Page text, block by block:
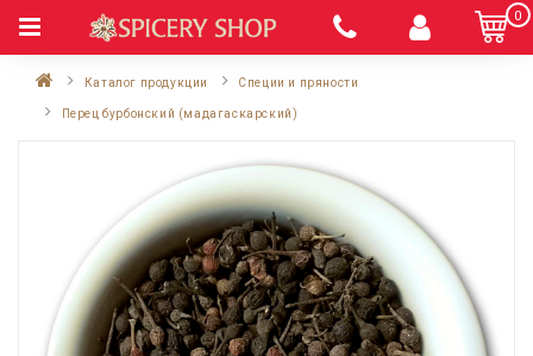
0
Каталог продукции Специи и пряности
Перец бурбонский (мадагаскарский)